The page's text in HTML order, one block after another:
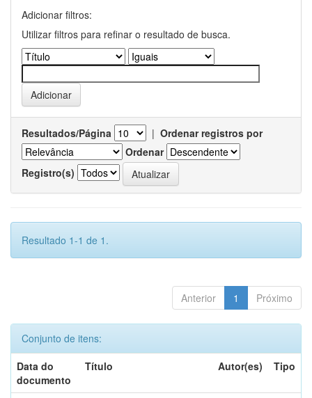
Adicionar filtros:
Utilizar filtros para refinar o resultado de busca.
Resultados/Página | Ordenar registros por
Ordenar
Registro(s)
Resultado 1-1 de 1.
Anterior 1 Próximo
Conjunto de itens:
Data do
documento
Título Autor(es) Tipo